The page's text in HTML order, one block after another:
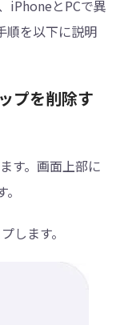
iPhoneとPCで異
順を以下に説明
プを削除す
す。画面上部に
します。